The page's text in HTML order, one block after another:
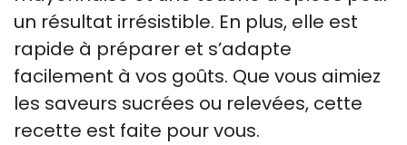
un résultat irrésistible. En plus, elle est
rapide à préparer et s’adapte
facilement à vos goûts. Que vous aimiez
les saveurs sucrées ou relevées, cette
recette est faite pour vous.